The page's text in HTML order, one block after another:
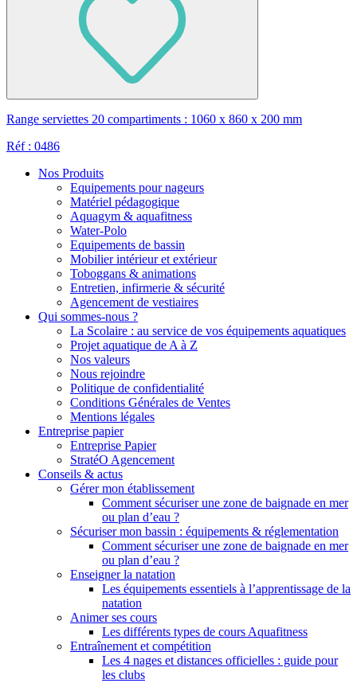
Range serviettes 20 compartiments : 1060 x 860 x 200 mm
Réf : 0486
Nos Produits
Equipements pour nageurs
Matériel pédagogique
Aquagym & aquafitness
Water-Polo
Equipements de bassin
Mobilier intérieur et extérieur
Toboggans & animations
Entretien, infirmerie & sécurité
Agencement de vestiaires
Qui sommes-nous ?
La Scolaire : au service de vos équipements aquatiques
Projet aquatique de A à Z
Nos valeurs
Nous rejoindre
Politique de confidentialité
Conditions Générales de Ventes
Mentions légales
Entreprise papier
Entreprise Papier
StratéO Agencement
Conseils & actus
Gérer mon établissement
Comment sécuriser une zone de baignade en mer
ou plan d’eau ?
Sécuriser mon bassin : équipements & réglementation
Comment sécuriser une zone de baignade en mer
ou plan d’eau ?
Enseigner la natation
Les équipements essentiels à l’apprentissage de la
natation
Animer ses cours
Les différents types de cours Aquafitness
Entraînement et compétition
Les 4 nages et distances officielles : guide pour
les clubs